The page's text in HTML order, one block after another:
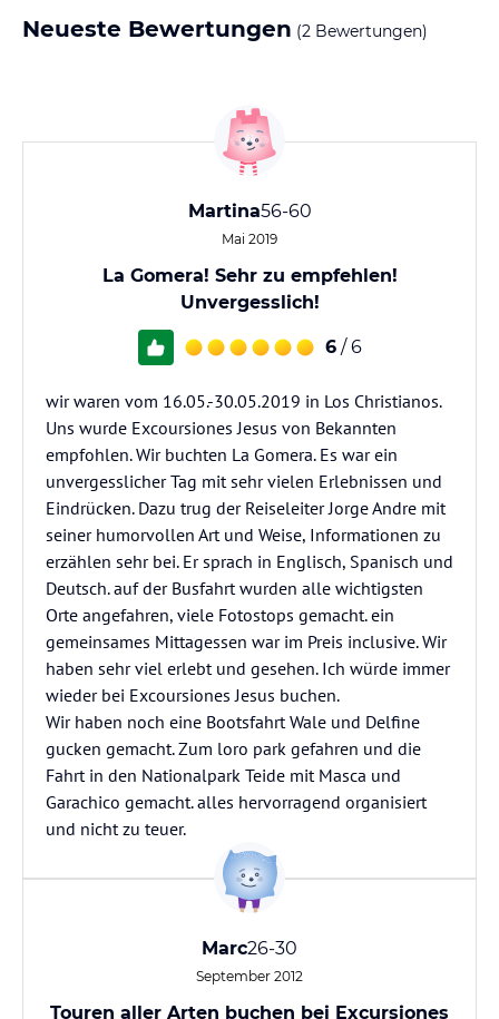
Neueste Bewertungen (2 Bewertungen)
Martina56-60
Mai 2019
La Gomera! Sehr zu empfehlen!
Unvergesslich!
6 / 6
wir waren vom 16.05.-30.05.2019 in Los Christianos.
Uns wurde Excoursiones Jesus von Bekannten
empfohlen. Wir buchten La Gomera. Es war ein
unvergesslicher Tag mit sehr vielen Erlebnissen und
Eindrücken. Dazu trug der Reiseleiter Jorge Andre mit
seiner humorvollen Art und Weise, Informationen zu
erzählen sehr bei. Er sprach in Englisch, Spanisch und
Deutsch. auf der Busfahrt wurden alle wichtigsten
Orte angefahren, viele Fotostops gemacht. ein
gemeinsames Mittagessen war im Preis inclusive. Wir
haben sehr viel erlebt und gesehen. Ich würde immer
wieder bei Excoursiones Jesus buchen.
Wir haben noch eine Bootsfahrt Wale und Delfine
gucken gemacht. Zum loro park gefahren und die
Fahrt in den Nationalpark Teide mit Masca und
Garachico gemacht. alles hervorragend organisiert
und nicht zu teuer.
Marc26-30
September 2012
Touren aller Arten buchen bei Excursiones